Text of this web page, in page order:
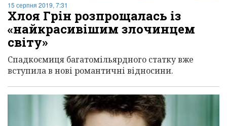
15 серпня 2019, 7:31
Хлоя Грін розпрощалась із
«найкрасивішим злочинцем
світу»
Спадкоємиця багатомільярдного статку вже
вступила в нові романтичні відносини.